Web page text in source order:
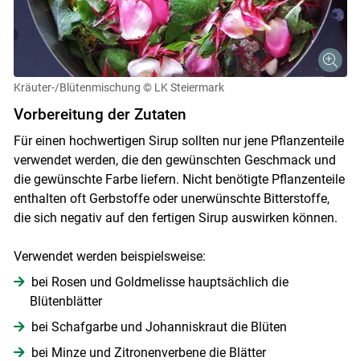
Kräuter-/Blütenmischung © LK Steiermark
Vorbereitung der Zutaten
Für einen hochwertigen Sirup sollten nur jene Pflanzenteile
verwendet werden, die den gewünschten Geschmack und
die gewünschte Farbe liefern. Nicht benötigte Pflanzenteile
enthalten oft Gerbstoffe oder unerwünschte Bitterstoffe,
die sich negativ auf den fertigen Sirup auswirken können.
Verwendet werden beispielsweise:
bei Rosen und Goldmelisse hauptsächlich die
Blütenblätter
bei Schafgarbe und Johanniskraut die Blüten
bei Minze und Zitronenverbene die Blätter